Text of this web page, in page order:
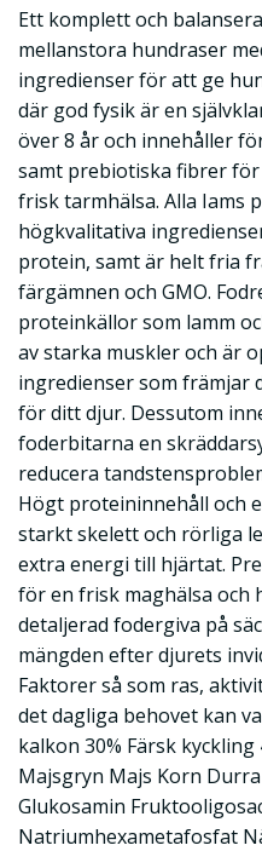
Ett komplett och
mellanstora hundraser
ingredienser för att ge
där god fysik är en
över 8 år och innehåller
samt prebiotiska fibrer
frisk tarmhälsa. Alla Iams
högkvalitativa
protein, samt är helt fria
färgämnen och GMO.
proteinkällor som lamm
av starka muskler och är
ingredienser som främjar
för ditt djur. Dessutom
foderbitarna en
reducera
Högt proteininnehåll och
starkt skelett och rörliga
extra energi till hjärtat.
för en frisk maghälsa och
detaljerad fodergiva på
mängden efter djurets
Faktorer så som ras,
det dagliga behovet kan
kalkon 30% Färsk
Majsgryn Majs Korn
Glukosamin
Natriumhexametafosfat